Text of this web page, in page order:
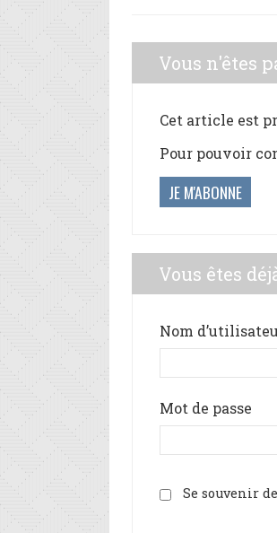
Vous n'êtes
Cet article est
Pour pouvoir
JE M'ABONNE
Vous êtes
Nom
Mot de passe
Se souvenir